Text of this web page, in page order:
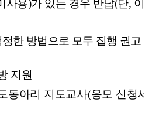
사용)가 있는 경우 반납(단, 이
한 방법으로 모두 집행 권고
지원
동아리 지도교사(응모 신청서